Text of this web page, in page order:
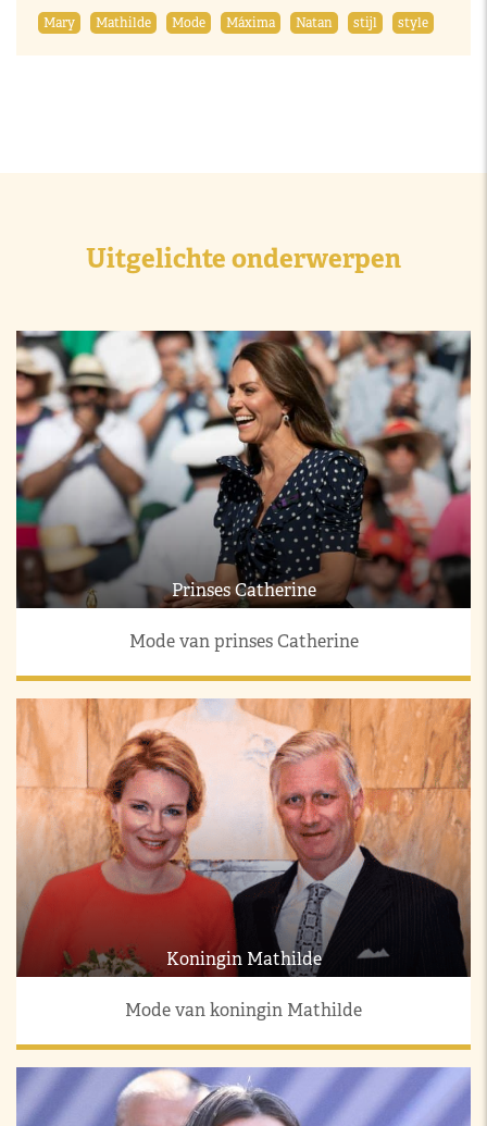
Mary
Mathilde Mode Máxima Natan stijl style
Uitgelichte onderwerpen
Prinses Catherine
Mode van prinses Catherine
Koningin Mathilde
Mode van koningin Mathilde